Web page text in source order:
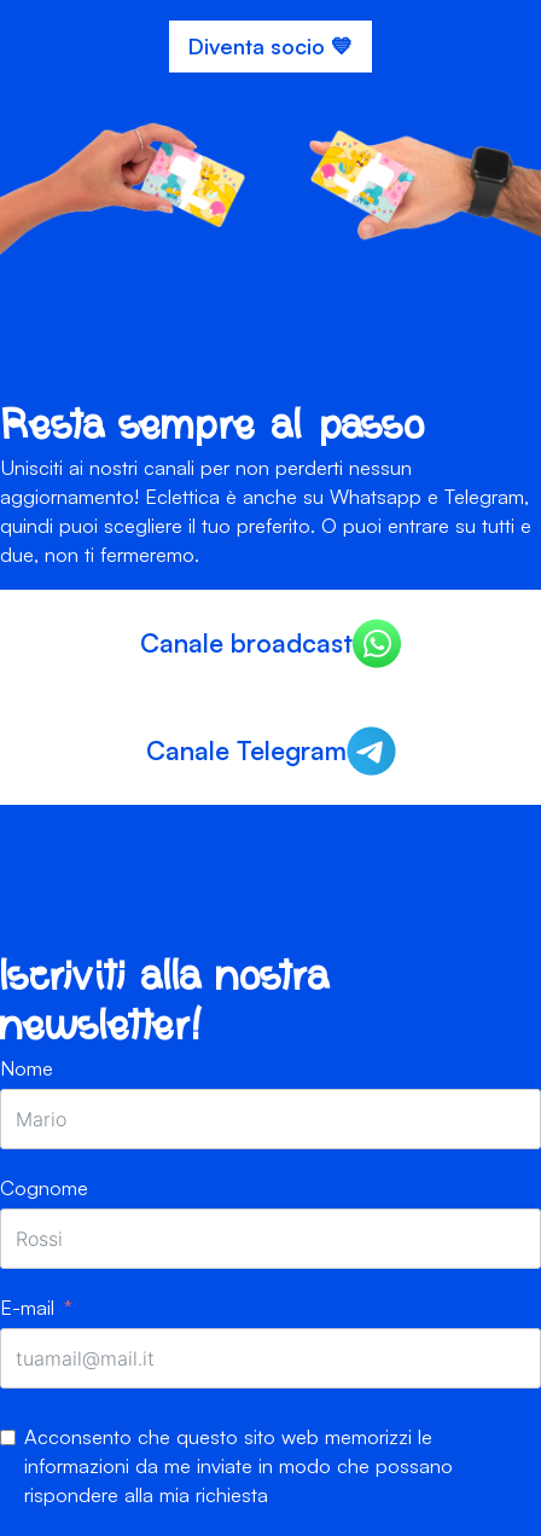
Diventa socio 💙
Resta sempre al passo
Unisciti ai nostri canali per non perderti nessun
aggiornamento! Eclettica è anche su Whatsapp e Telegram,
quindi puoi scegliere il tuo preferito. O puoi entrare su tutti e
due, non ti fermeremo.
Canale broadcast
Canale Telegram
Iscriviti alla nostra
newsletter!
Nome
Cognome
E-mail
Acconsento che questo sito web memorizzi le
informazioni da me inviate in modo che possano
rispondere alla mia richiesta